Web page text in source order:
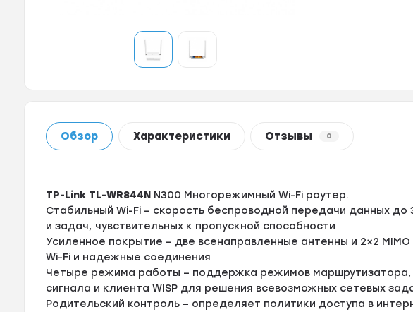
Обзор Характеристики Отзывы 0
TP-Link TL-WR844N N300 Многорежимный Wi-Fi роутер.
Стабильный Wi-Fi – скорость беспроводной передачи данных
и задач, чувствительных к пропускной способности
Усиленное покрытие – две всенаправленные антенны и 2×2
Wi-Fi и надежные соединения
Четыре режима работы – поддержка режимов маршрутизатора,
сигнала и клиента WISP для решения всевозможных сетевых
Родительский контроль – определяет политики доступа в